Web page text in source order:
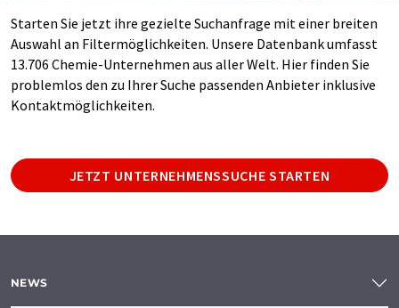
Starten Sie jetzt ihre gezielte Suchanfrage mit einer breiten
Auswahl an Filtermöglichkeiten. Unsere Datenbank umfasst
13.706 Chemie-Unternehmen aus aller Welt. Hier finden Sie
problemlos den zu Ihrer Suche passenden Anbieter inklusive
Kontaktmöglichkeiten.
JETZT UNTERNEHMENSSUCHE STARTEN
NEWS